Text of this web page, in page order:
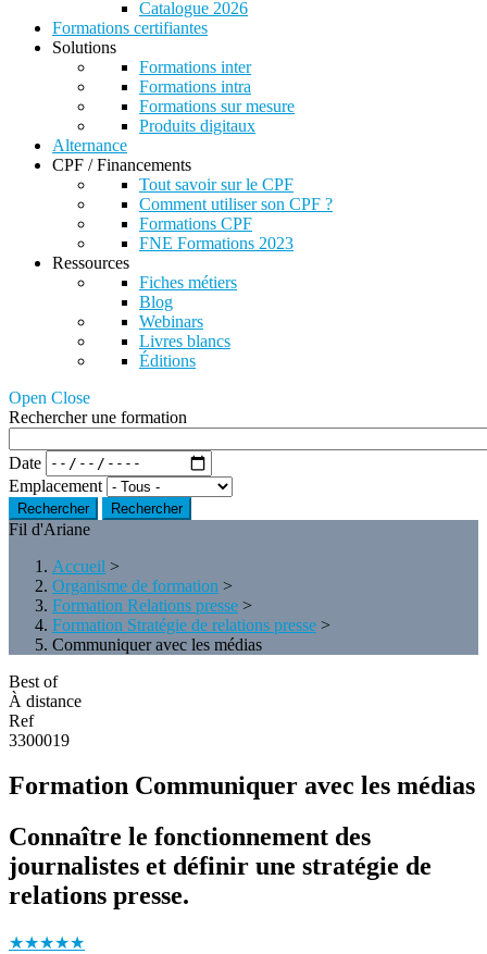
Catalogue 2026
Formations certifiantes
Solutions
Formations inter
Formations intra
Formations sur mesure
Produits digitaux
Alternance
CPF / Financements
Tout savoir sur le CPF
Comment utiliser son CPF ?
Formations CPF
FNE Formations 2023
Ressources
Fiches métiers
Blog
Webinars
Livres blancs
Éditions
Open Close
Rechercher une formation
Date
Emplacement
Rechercher
Fil d'Ariane
Accueil >
Organisme de formation >
Formation Relations presse >
Formation Stratégie de relations presse >
Communiquer avec les médias
Best of
À distance
Ref
3300019
Formation Communiquer avec les médias
Connaître le fonctionnement des
journalistes et définir une stratégie de
relations presse.
★★★★★